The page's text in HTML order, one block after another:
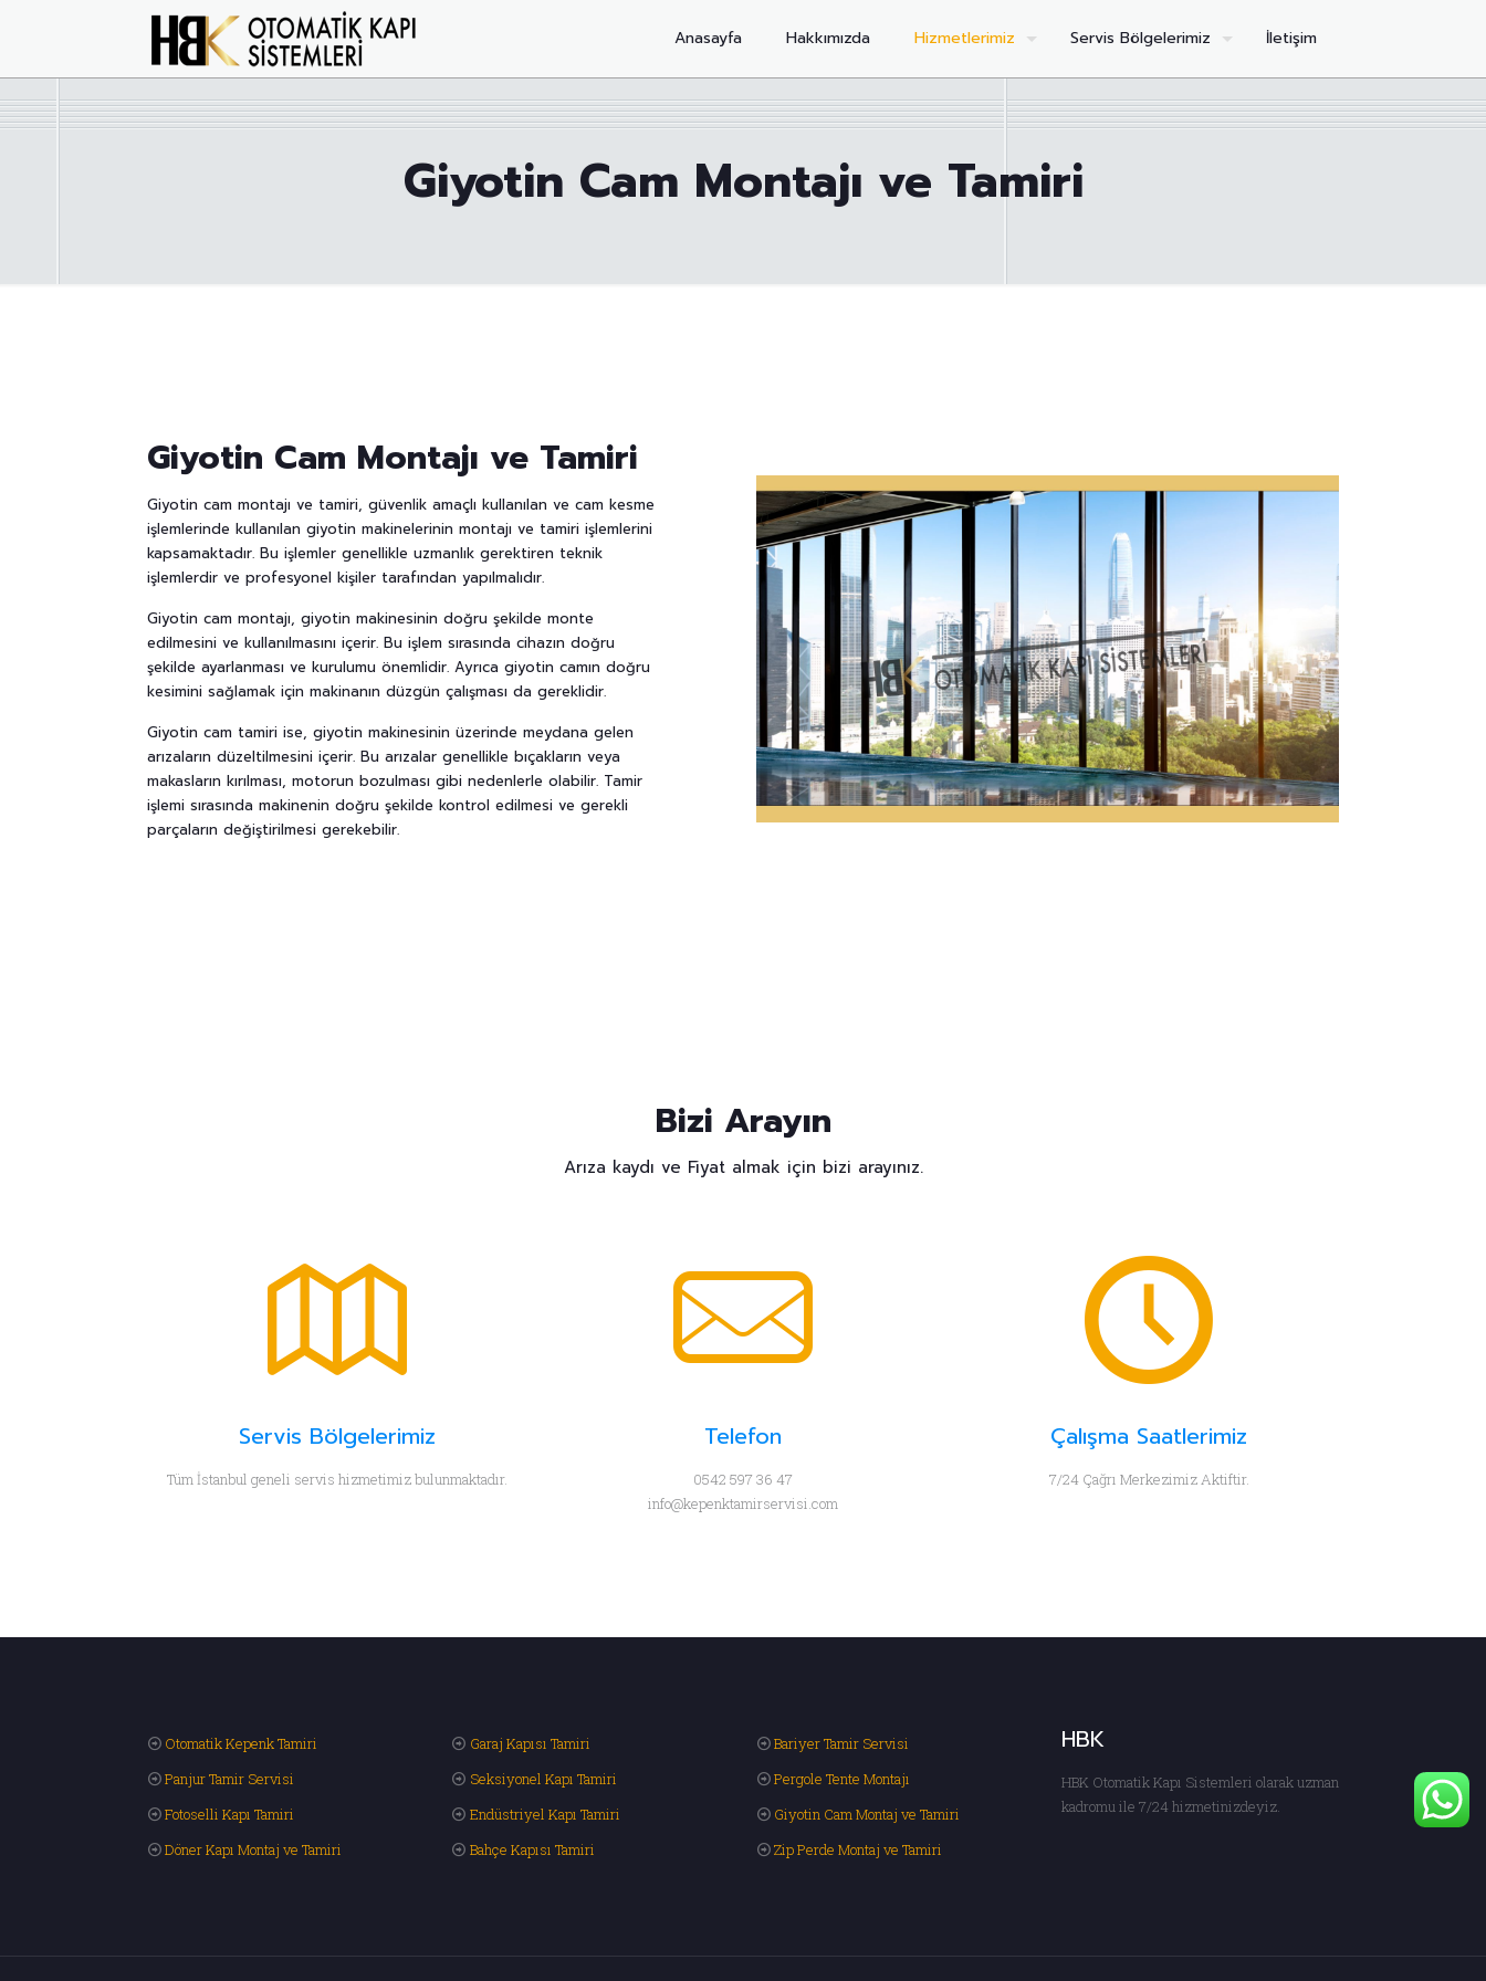
Anasayfa Hakkımızda Hizmetlerimiz Servis Bölgelerimiz İletişim
Giyotin Cam Montajı ve Tamiri
Giyotin Cam Montajı ve Tamiri
Giyotin cam montajı ve tamiri, güvenlik amaçlı kullanılan ve cam kesme
işlemlerinde kullanılan giyotin makinelerinin montajı ve tamiri işlemlerini
kapsamaktadır. Bu işlemler genellikle uzmanlık gerektiren teknik
işlemlerdir ve profesyonel kişiler tarafından yapılmalıdır.
Giyotin cam montajı, giyotin makinesinin doğru şekilde monte
edilmesini ve kullanılmasını içerir. Bu işlem sırasında cihazın doğru
şekilde ayarlanması ve kurulumu önemlidir. Ayrıca giyotin camın doğru
kesimini sağlamak için makinanın düzgün çalışması da gereklidir.
Giyotin cam tamiri ise, giyotin makinesinin üzerinde meydana gelen
arızaların düzeltilmesini içerir. Bu arızalar genellikle bıçakların veya
makasların kırılması, motorun bozulması gibi nedenlerle olabilir. Tamir
işlemi sırasında makinenin doğru şekilde kontrol edilmesi ve gerekli
parçaların değiştirilmesi gerekebilir.
Bizi Arayın
Arıza kaydı ve Fiyat almak için bizi arayınız.
Servis Bölgelerimiz
Tüm İstanbul geneli servis hizmetimiz bulunmaktadır.
Telefon
0542 597 36 47
info@kepenktamirservisi.com
Çalışma Saatlerimiz
7/24 Çağrı Merkezimiz Aktiftir.
Otomatik Kepenk Tamiri
Panjur Tamir Servisi
Fotoselli Kapı Tamiri
Döner Kapı Montaj ve Tamiri
Garaj Kapısı Tamiri
Seksiyonel Kapı Tamiri
Endüstriyel Kapı Tamiri
Bahçe Kapısı Tamiri
Bariyer Tamir Servisi
Pergole Tente Montajı
Giyotin Cam Montaj ve Tamiri
Zip Perde Montaj ve Tamiri
HBK
HBK Otomatik Kapı Sistemleri olarak uzman
kadromu ile 7/24 hizmetinizdeyiz.